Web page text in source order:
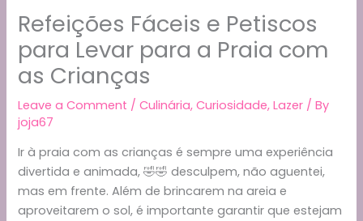
Refeições Fáceis e Petiscos
para Levar para a Praia com
as Crianças
Leave a Comment /Culinária,Curiosidade,Lazer / By
joja67
Ir à praia com as crianças é sempre uma experiência
divertida e animada, 🤣🤣 desculpem, não aguentei,
mas em frente. Além de brincarem na areia e
aproveitarem o sol, é importante garantir que estejam